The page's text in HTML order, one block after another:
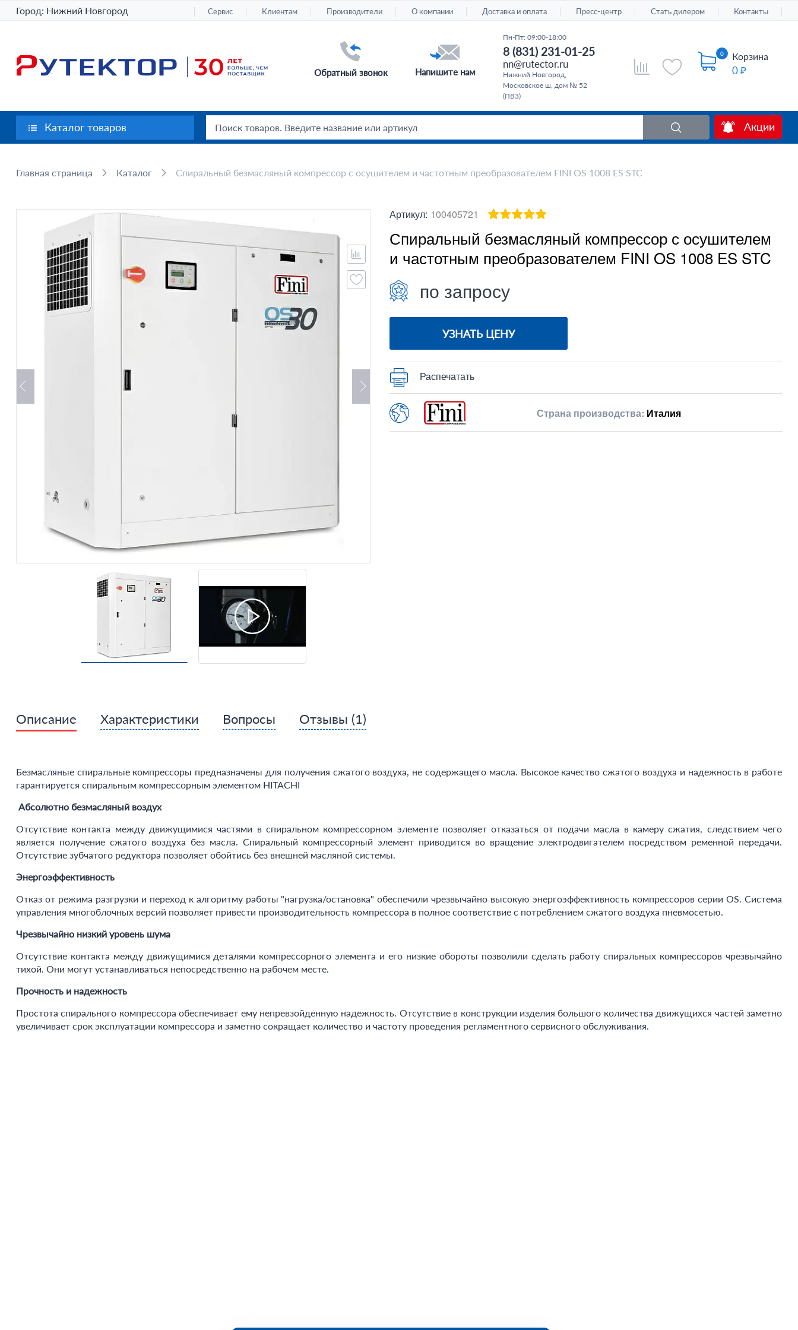
Город: Нижний Новгород Сервис Клиентам Производители О компании Доставка и оплата Пресс-центр Стать дилером Контакты
0 Корзина
0 ₽
Обратный звонок Напишите нам
Пн-Пт: 09:00-18:00
8 (831) 231-01-25
nn@rutector.ru
Нижний Новгород,
Московское ш, дом № 52
(ПВЗ)
Акции
Каталог товаров
Главная страница Каталог Спиральный безмасляный компрессор с осушителем и частотным преобразователем FINI OS 1008 ES STC
Артикул: 100405721
Спиральный безмасляный компрессор с осушителем
и частотным преобразователем FINI OS 1008 ES STC
по запросу
УЗНАТЬ ЦЕНУ
Распечатать
Страна производства: Италия
Описание Характеристики Вопросы Отзывы (1)
Безмасляные спиральные компрессоры предназначены для получения сжатого воздуха, не содержащего масла. Высокое качество сжатого воздуха и надежность в работе
гарантируется спиральным компрессорным элементом HITACHI
Абсолютно безмасляный воздух
Отсутствие контакта между движущимися частями в спиральном компрессорном элементе позволяет отказаться от подачи масла в камеру сжатия, следствием чего
является получение сжатого воздуха без масла. Спиральный компрессорный элемент приводится во вращение электродвигателем посредством ременной передачи.
Отсутствие зубчатого редуктора позволяет обойтись без внешней масляной системы.
Энергоэффективность
Отказ от режима разгрузки и переход к алгоритму работы "нагрузка/остановка" обеспечили чрезвычайно высокую энергоэффективность компрессоров серии OS. Система
управления многоблочных версий позволяет привести производительность компрессора в полное соответствие с потреблением сжатого воздуха пневмосетью.
Чрезвычайно низкий уровень шума
Отсутствие контакта между движущимися деталями компрессорного элемента и его низкие обороты позволили сделать работу спиральных компрессоров чрезвычайно
тихой. Они могут устанавливаться непосредственно на рабочем месте.
Прочность и надежность
Простота спирального компрессора обеспечивает ему непревзойденную надежность. Отсутствие в конструкции изделия большого количества движущихся частей заметно
увеличивает срок эксплуатации компрессора и заметно сокращает количество и частоту проведения регламентного сервисного обслуживания.